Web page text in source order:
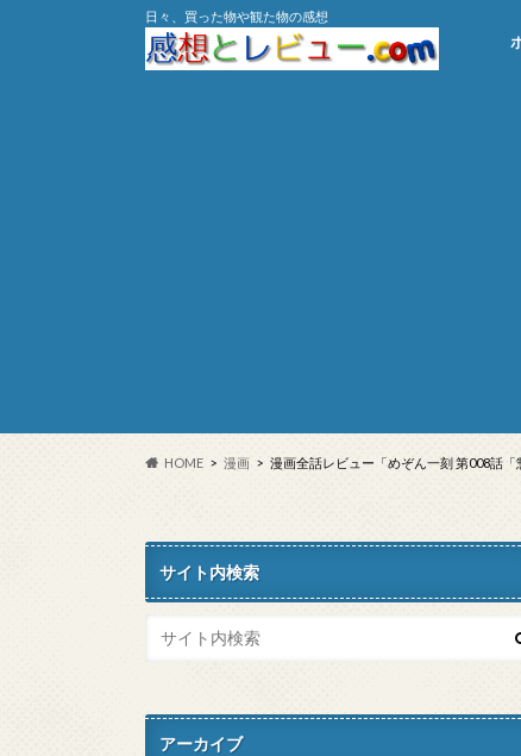
日々、買った物や観た物の感想
HOME 漫画 漫画全話レビュー「めぞん一刻 第008話「
サイト内検索
アーカイブ